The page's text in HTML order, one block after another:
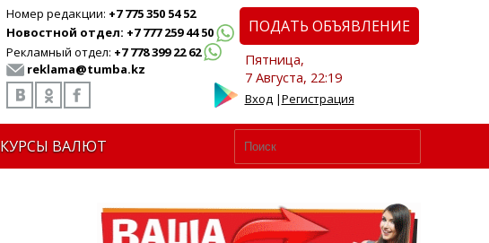
Номер редакции: +7 775 350 54 52
Новостной отдел: +7 777 259 44 50
Рекламный отдел: +7 778 399 22 62
reklama@tumba.kz
ПОДАТЬ ОБЪЯВЛЕНИЕ
Пятница,
7 Августа, 22:19
Вход|Регистрация
КУРСЫ ВАЛЮТ